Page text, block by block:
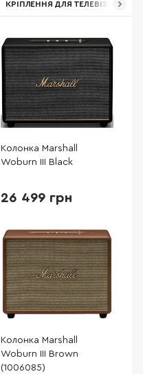
КРІПЛЕННЯ ДЛЯ ТЕЛЕВІЗОРІВ
Колонка Marshall
Woburn III Black
26 499 грн
Колонка Marshall
Woburn III Brown
(1006085)